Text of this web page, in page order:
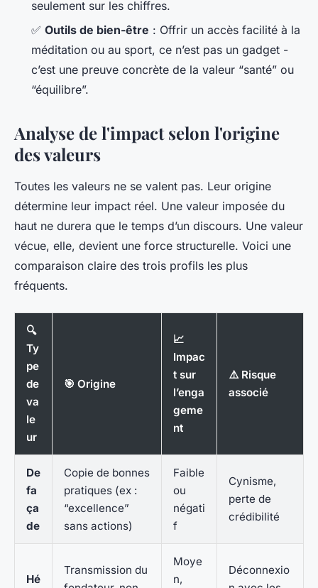
seulement sur les chiffres.
✅ Outils de bien-être : Offrir un accès facilité à la
méditation ou au sport, ce n’est pas un gadget -
c’est une preuve concrète de la valeur “santé” ou
“équilibre”.
Analyse de l'impact selon l'origine
des valeurs
Toutes les valeurs ne se valent pas. Leur origine
détermine leur impact réel. Une valeur imposée du
haut ne durera que le temps d’un discours. Une valeur
vécue, elle, devient une force structurelle. Voici une
comparaison claire des trois profils les plus
fréquents.
🔍
Ty
pe
de
va
le
ur
🎯 Origine
📈
Impac
t sur
l’enga
geme
nt
⚠️ Risque
associé
De
fa
ça
de
Copie de bonnes
pratiques (ex :
“excellence”
sans actions)
Faible
ou
négati
f
Cynisme,
perte de
crédibilité
Hé
Transmission du
Moye
n,
Déconnexio